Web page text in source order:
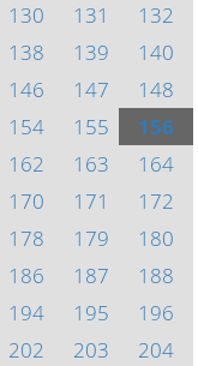
130 131
132
138 139
140
146 147
148
154 155
156
162 163
164
170 171
172
178 179
180
186 187
188
194 195
196
202 203
204